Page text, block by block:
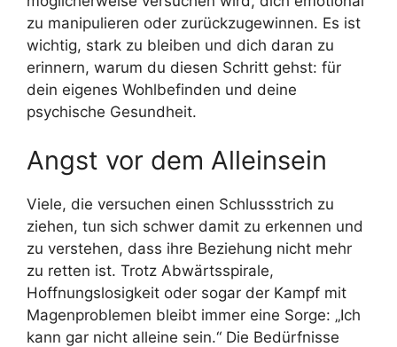
zu manipulieren oder zurückzugewinnen. Es ist
wichtig, stark zu bleiben und dich daran zu
erinnern, warum du diesen Schritt gehst: für
dein eigenes Wohlbefinden und deine
psychische Gesundheit.
Angst vor dem Alleinsein
Viele, die versuchen einen Schlussstrich zu
ziehen, tun sich schwer damit zu erkennen und
zu verstehen, dass ihre Beziehung nicht mehr
zu retten ist. Trotz Abwärtsspirale,
Hoffnungslosigkeit oder sogar der Kampf mit
Magenproblemen bleibt immer eine Sorge: „Ich
kann gar nicht alleine sein.“ Die Bedürfnisse